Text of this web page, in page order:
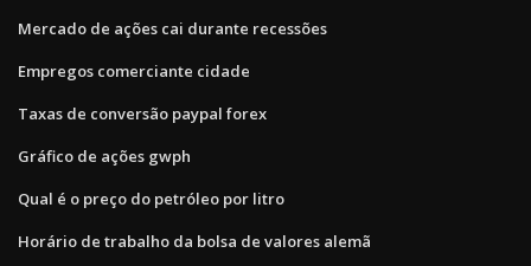
Mercado de ações cai durante recessões
Empregos comerciante cidade
Taxas de conversão paypal forex
Gráfico de ações gwph
Qual é o preço do petróleo por litro
Horário de trabalho da bolsa de valores alemã